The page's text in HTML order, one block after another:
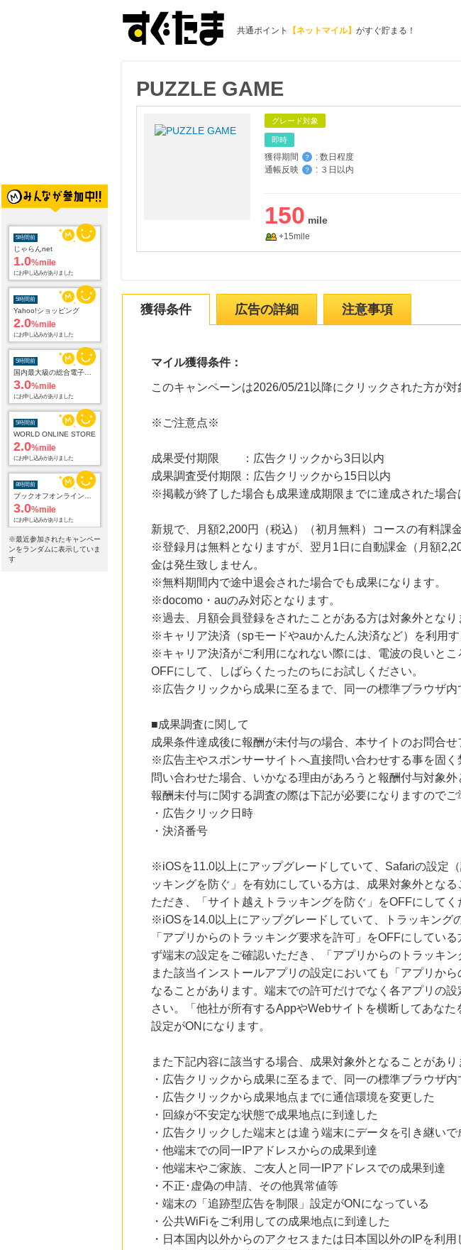
共通ポイント 【ネットマイル】 がすぐ貯まる！
5時間前
じゃらんnet
1.0%mile
にお申し込みがありました
5時間前
Yahoo!ショッピング
2.0%mile
にお申し込みがありました
5時間前
3.0%mile
にお申し込みがありました
5時間前
WORLD ONLINE STORE
2.0%mile
にお申し込みがありました
8時間前
3.0%mile
にお申し込みがありました
10時間前
ニッセン
※最近参加されたキャンペー
ンをランダムに表示していま
す
PUZZLE GAME
グレード対象
即時
獲得期間 ？ : 数日程度
通帳反映
？ : ３日以内
150
+15mile
獲得条件 広告の詳細 注意事項
マイル獲得条件：
このキャンペーンは2026/05/21以降にクリックされた方が対
※ご注意点※
成果受付期限 ：広告クリックから3日以内
成果調査受付期限：広告クリックから15日以内
※掲載が終了した場合も成果達成期限までに達成された場合
新規で、月額2,200円（税込）（初月無料）コースの有料課
※登録月は無料となりますが、翌月1日に自動課金（月額
金は発生致しません。
※無料期間内で途中退会された場合でも成果になります。
※docomo・auのみ対応となります。
※過去、月額会員登録をされたことがある方は対象外となり
※キャリア決済（spモードやauかんたん決済など）を利用
※キャリア決済がご利用になれない際には、電波の良いと
OFFにして、しばらくたったのちにお試しください。
※広告クリックから成果に至るまで、同一の標準ブラウザ内
■成果調査に関して
成果条件達成後に報酬が未付与の場合、本サイトのお問合せ
※広告主やスポンサーサイトへ直接問い合わせする事を固く
問い合わせた場合、いかなる理由があろうと報酬付与対象外
報酬未付与に関する調査の際は下記が必要になりますのでご
・広告クリック日時
・決済番号
※iOSを11.0以上にアップグレードしていて、Safariの設定
ッキングを防ぐ」を有効にしている方は、成果対象外とな
ただき、「サイト越えトラッキングを防ぐ」をOFFにしてく
※iOSを14.0以上にアップグレードしていて、トラッキン
「アプリからのトラッキング要求を許可」をOFFにしてい
ず端末の設定をご確認いただき、「アプリからのトラッキン
また該当インストールアプリの設定においても「アプリか
なることがあります。端末での許可だけでなく各アプリの
さい。「他社が所有するAppやWebサイトを横断してあな
設定がONになります。
また下記内容に該当する場合、成果対象外となることがあり
・広告クリックから成果に至るまで、同一の標準ブラウザ
・広告クリックから成果地点までに通信環境を変更した
・回線が不安定な状態で成果地点に到達した
・広告クリックした端末とは違う端末にデータを引き継い
・他端末での同一IPアドレスからの成果到達
・他端末やご家族、ご友人と同一IPアドレスでの成果到達
・不正･虚偽の申請、その他異常値等
・端末の「追跡型広告を制限」設定がONになっている
・公共WiFiをご利用しての成果地点に到達した
・日本国内以外からのアクセスまたは日本国以外のIPを利用